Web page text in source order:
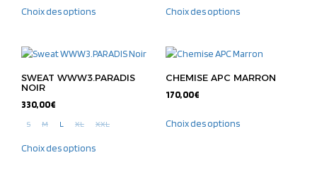
Choix des options Choix des options
SWEAT WWW3.PARADIS
NOIR
330,00€
S
M L XL XXL
Choix des options
CHEMISE APC MARRON
170,00€
Choix des options